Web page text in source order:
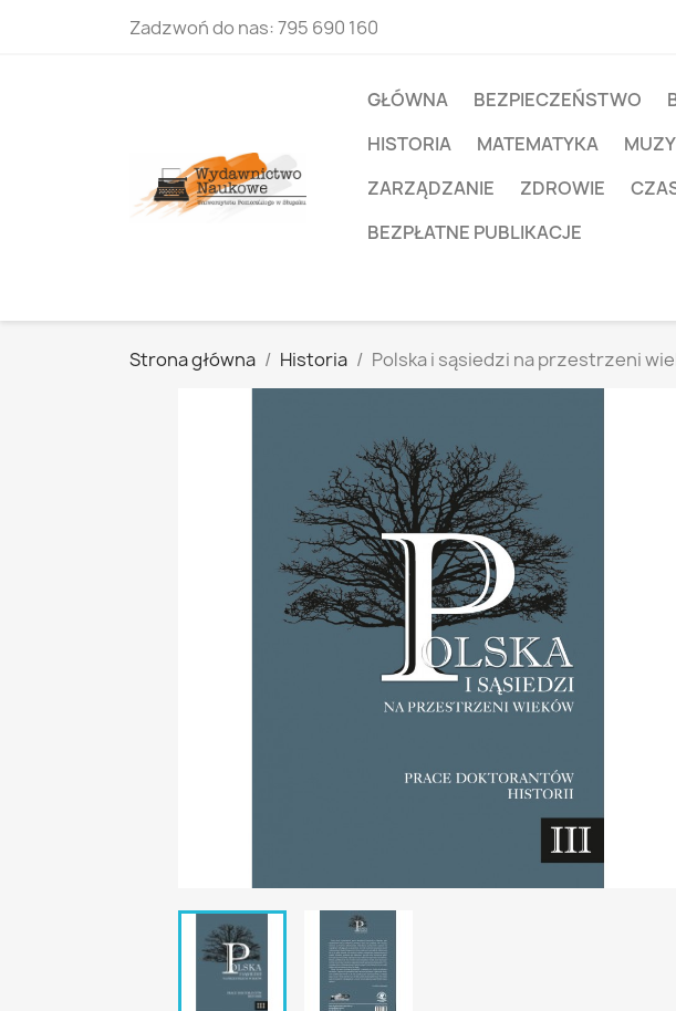
Zadzwoń do nas:795 690 160
GŁÓWNA BEZPIECZEŃSTWO
HISTORIA
MATEMATYKA
ZARZĄDZANIE
ZDROWIE
BEZPŁATNE PUBLIKACJE
Strona główna Historia Polska i sąsiedzi na przestrzeni